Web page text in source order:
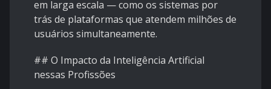
em larga escala — como os sistemas por
trás de plataformas que atendem milhões de
usuários simultaneamente.
## O Impacto da Inteligência Artificial
nessas Profissões